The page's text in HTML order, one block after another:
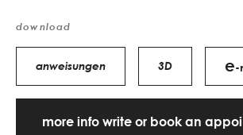
download
anweisungen 3D e-
more info write or book an